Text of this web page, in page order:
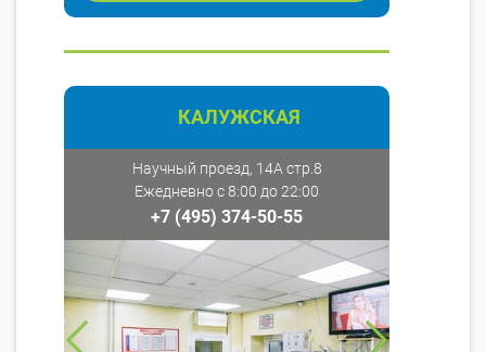
КАЛУЖСКАЯ
Научный проезд, 14А стр.8
Ежедневно с 8:00 до 22:00
+7 (495) 374-50-55